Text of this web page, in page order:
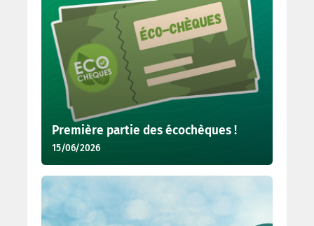
Première partie des écochèques !
15/06/2026